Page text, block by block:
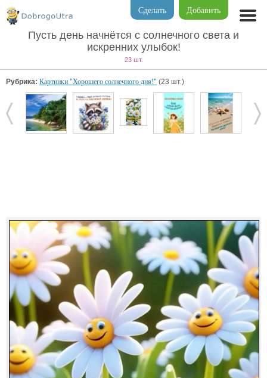
Добавить
Сделать
Пусть день начнётся с солнечного света и
искренних улыбок!
23 шт.
Рубрика: Картинки "Хорошего солнечного дня!" (23 шт.)